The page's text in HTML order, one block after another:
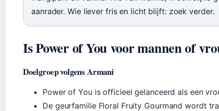
aanrader. Wie liever fris en licht blijft: zoek verder.
Is Power of You voor mannen of
Doelgroep volgens Armani
Power of You is officieel gelanceerd als een
De geurfamilie Floral Fruity Gourmand wordt